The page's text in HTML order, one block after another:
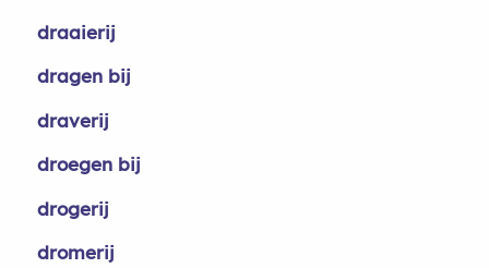
draaierij
dragen bij
draverij
droegen bij
drogerij
dromerij